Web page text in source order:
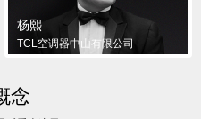
杨熙
TCL空调器中山有限公司
念